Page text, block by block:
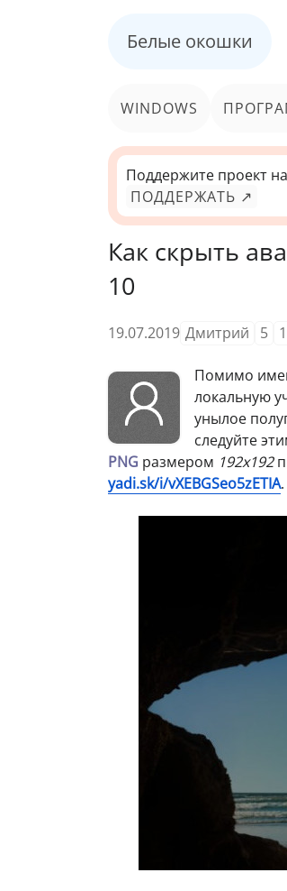
Белые окошки
WINDOWS
Поддержите проект на
ПОДДЕРЖАТЬ ↗
Как скрыть
10
19.07.2019 Дмитрий 5
Помимо
локальную
унылое
следуйте
PNG размером 192х192
yadi.sk/i/vXEBGSeo5zETIA